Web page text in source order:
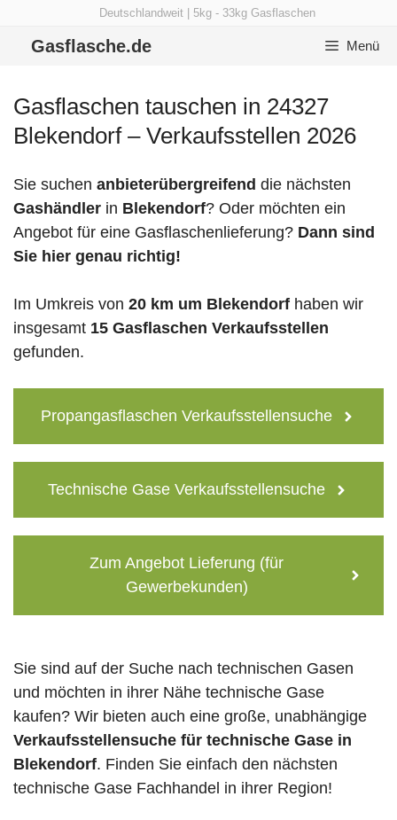
Deutschlandweit | 5kg - 33kg Gasflaschen
Gasflasche.de Menü
Gasflaschen tauschen in 24327
Blekendorf – Verkaufsstellen 2026
Sie suchen anbieterübergreifend die nächsten
Gashändler in Blekendorf? Oder möchten ein
Angebot für eine Gasflaschenlieferung? Dann sind
Sie hier genau richtig!
Im Umkreis von 20 km um Blekendorf haben wir
insgesamt 15 Gasflaschen Verkaufsstellen
gefunden.
Propangasflaschen Verkaufsstellensuche
Technische Gase Verkaufsstellensuche
Zum Angebot Lieferung (für
Gewerbekunden)
Sie sind auf der Suche nach technischen Gasen
und möchten in ihrer Nähe technische Gase
kaufen? Wir bieten auch eine große, unabhängige
Verkaufsstellensuche für technische Gase in
Blekendorf. Finden Sie einfach den nächsten
technische Gase Fachhandel in ihrer Region!